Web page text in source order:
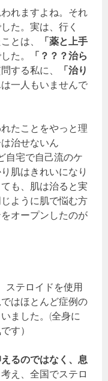
れますよね。それ
た。実は、行く
とは、
「薬と上手
た。
「？？？治ら
する私に、
「治り
一人もいませんで
たことをやっと理
治せないん
自宅で自己流のケ
肌はきれいになり
も、肌は治ると実
ように肌で悩む方
オープンしたのが
ステロイドを使用
はほとんど症例の
ました。(全身に
す）
るのではなく、息
考え、全国でステロ